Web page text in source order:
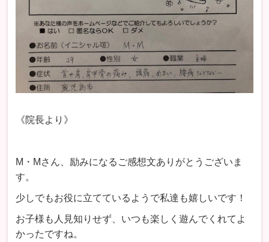
《院長より》
M・Mさん、励みになるご感想文ありがとうございま
す。
少しでもお役に立てているようで私達も嬉しいです！
お子様も人見知りせず、いつも楽しく遊んでくれてよ
かったですね。